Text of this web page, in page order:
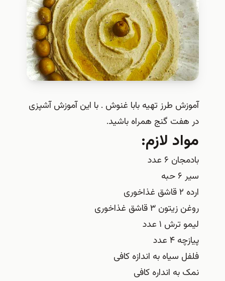
آموزش طرز تهیه بابا غنوش . با این آموزش آشپزی
در هفت گنج همراه باشید.
مواد لازم:
بادمجان ۶ عدد
سیر ۶ حبه
ارده ۲ قاشق غذاخوری
روغن زیتون ۳ قاشق غذاخوری
لیمو ترش ۱ عدد
پیازچه ۴ عدد
فلفل سیاه به اندازه کافی
نمک به انداره کافی